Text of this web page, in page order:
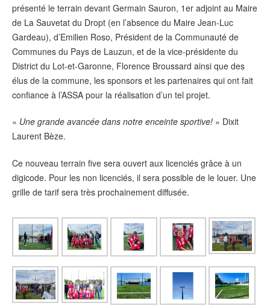
présenté le terrain devant Germain Sauron, 1er adjoint au Maire
de La Sauvetat du Dropt (en l’absence du Maire Jean-Luc
Gardeau), d’Emilien Roso, Président de la Communauté de
Communes du Pays de Lauzun, et de la vice-présidente du
District du Lot-et-Garonne, Florence Broussard ainsi que des
élus de la commune, les sponsors et les partenaires qui ont fait
confiance à l’ASSA pour la réalisation d’un tel projet.
« Une grande avancée dans notre enceinte sportive! » Dixit
Laurent Bèze.
Ce nouveau terrain five sera ouvert aux licenciés grâce à un
digicode. Pour les non licenciés, il sera possible de le louer. Une
grille de tarif sera très prochainement diffusée.